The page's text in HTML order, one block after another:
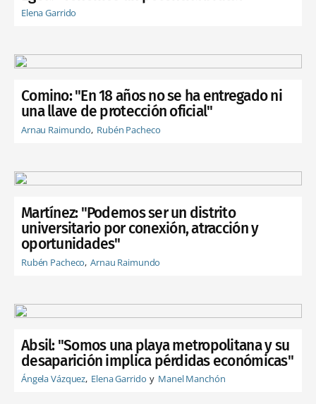
Elena Garrido
Comino: "En 18 años no se ha entregado ni
una llave de protección oficial"
Arnau Raimundo Rubén Pacheco
Martínez: "Podemos ser un distrito
universitario por conexión, atracción y
oportunidades"
Rubén Pacheco Arnau Raimundo
Absil: "Somos una playa metropolitana y su
desaparición implica pérdidas económicas"
Ángela Vázquez Elena Garrido Manel Manchón